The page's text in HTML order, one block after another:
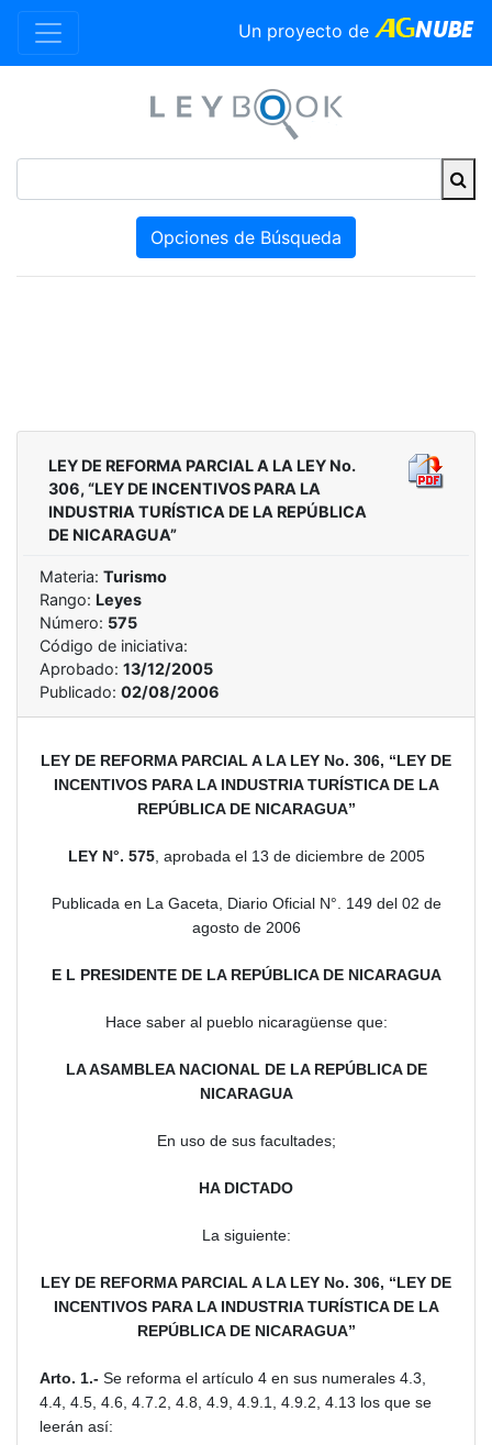
Un proyecto de
Opciones de Búsqueda
LEY DE REFORMA PARCIAL A LA LEY No.
306, “LEY DE INCENTIVOS PARA LA
INDUSTRIA TURÍSTICA DE LA REPÚBLICA
DE NICARAGUA”
Materia: Turismo
Rango: Leyes
Número: 575
Código de iniciativa:
Aprobado: 13/12/2005
Publicado: 02/08/2006
LEY DE REFORMA PARCIAL A LA LEY No. 306, “LEY DE
INCENTIVOS PARA LA INDUSTRIA TURÍSTICA DE LA
REPÚBLICA DE NICARAGUA”
LEY N°. 575, aprobada el 13 de diciembre de 2005
Publicada en La Gaceta, Diario Oficial N°. 149 del 02 de
agosto de 2006
E L PRESIDENTE DE LA REPÚBLICA DE NICARAGUA
Hace saber al pueblo nicaragüense que:
LA ASAMBLEA NACIONAL DE LA REPÚBLICA DE
NICARAGUA
En uso de sus facultades;
HA DICTADO
La siguiente:
LEY DE REFORMA PARCIAL A LA LEY No. 306, “LEY DE
INCENTIVOS PARA LA INDUSTRIA TURÍSTICA DE LA
REPÚBLICA DE NICARAGUA”
Arto. 1.- Se reforma el artículo 4 en sus numerales 4.3,
4.4, 4.5, 4.6, 4.7.2, 4.8, 4.9, 4.9.1, 4.9.2, 4.13 los que se
leerán así: